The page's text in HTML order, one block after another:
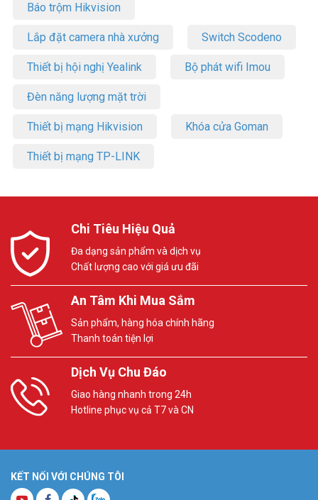
Báo trộm Hikvision
Lắp đặt camera nhà xưởng Switch Scodeno
Thiết bị hội nghị Yealink Bộ phát wifi Imou
Đèn năng lượng mặt trời
Thiết bị mạng Hikvision Khóa cửa Goman
Thiết bị mạng TP-LINK
Chi Tiêu Hiệu Quả
Đa dạng sản phẩm và dịch vụ
Chất lượng cao với giá ưu đãi
An Tâm Khi Mua Sắm
Sản phẩm, hàng hóa chính hãng
Thanh toán tiện lợi
Dịch Vụ Chu Đáo
Giao hàng nhanh trong 24h
Hotline phục vụ cả T7 và CN
KẾT NỐI VỚI CHÚNG TÔI